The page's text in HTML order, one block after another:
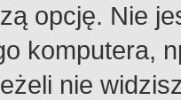
opcję. Nie
komputera,
nie